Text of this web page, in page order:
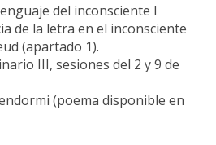
del inconsciente I
de la letra en el inconsciente
(apartado 1).
III, sesiones del 2 y 9 de
(poema disponible en